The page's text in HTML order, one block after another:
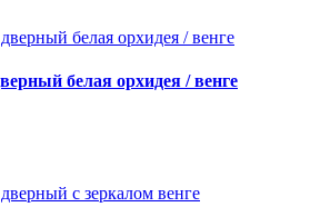
белая орхидея / венге